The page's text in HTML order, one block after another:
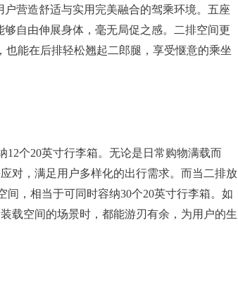
营造舒适与实用完美融合的驾乘环境。五座
自由伸展身体，毫无局促之感。二排空间更
也能在后排轻松翘起二郎腿，享受惬意的乘坐
12个20英寸行李箱。无论是日常购物满载而
对，满足用户多样化的出行需求。而当二排放
，相当于可同时容纳30个20英寸行李箱。如
载空间的场景时，都能游刃有余，为用户的生